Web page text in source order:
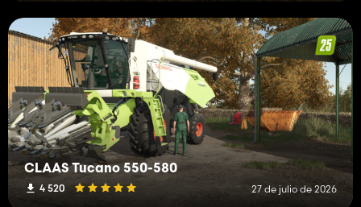
CLAAS Tucano 550-580
4 520 27 de julio de 2026